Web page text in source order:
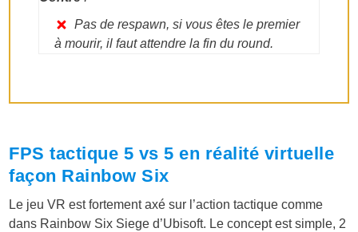
Pas de respawn, si vous êtes le premier
à mourir, il faut attendre la fin du round.
FPS tactique 5 vs 5 en réalité virtuelle
façon Rainbow Six
Le jeu VR est fortement axé sur l’action tactique comme
dans Rainbow Six Siege d’Ubisoft. Le concept est simple, 2